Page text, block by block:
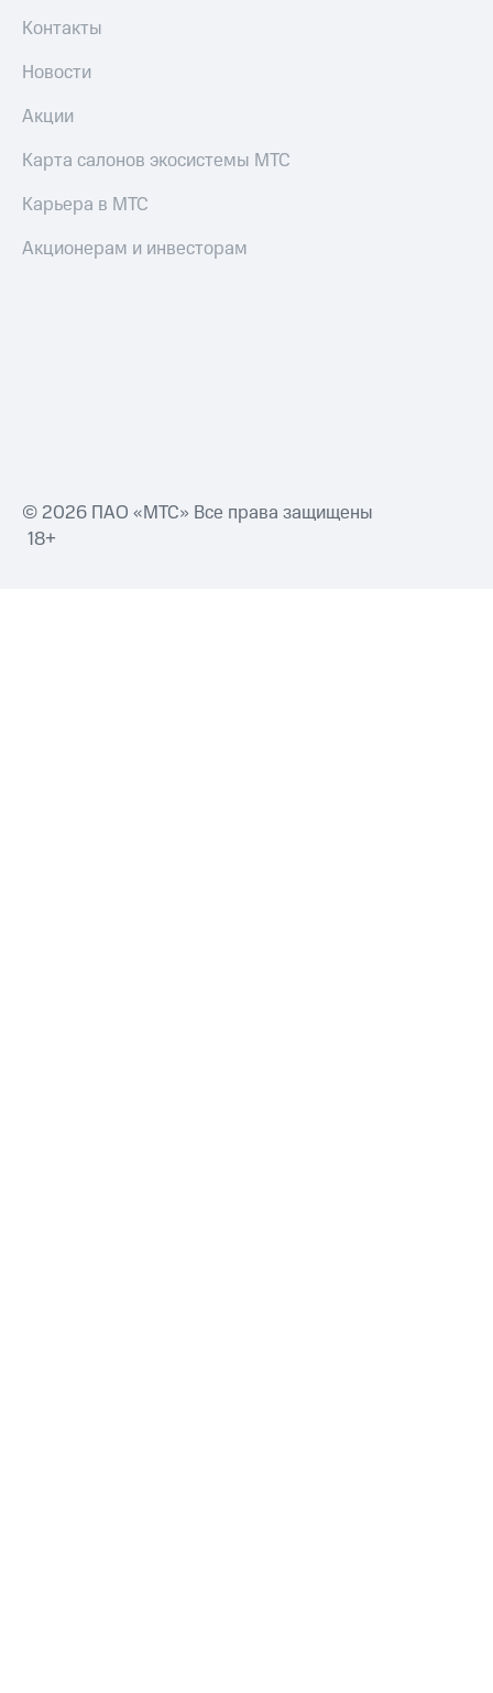
Контакты
Новости
Акции
Карта салонов экосистемы МТС
Карьера в МТС
Акционерам и инвесторам
© 2026 ПАО «МТС» Все права защищены
18+